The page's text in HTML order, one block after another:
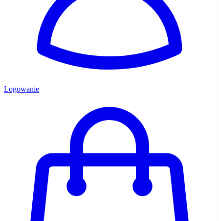
Logowanie